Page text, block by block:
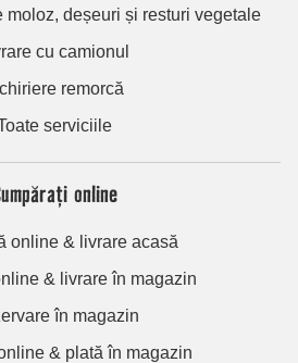
moloz, deșeuri și resturi vegetale
cu camionul
remorcă
serviciile
online
online & livrare acasă
& livrare în magazin
în magazin
& plată în magazin